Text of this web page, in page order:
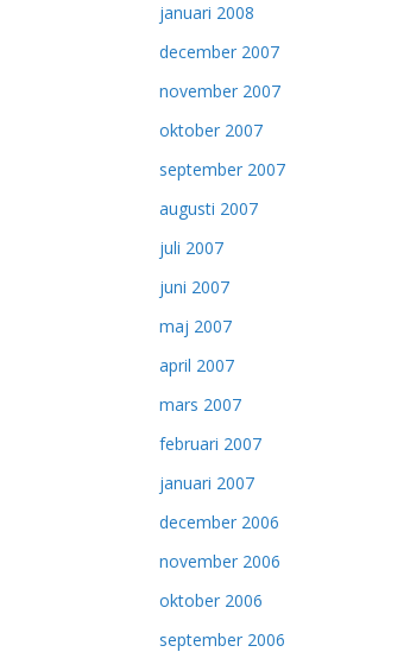
januari 2008
december 2007
november 2007
oktober 2007
september 2007
augusti 2007
juli 2007
juni 2007
maj 2007
april 2007
mars 2007
februari 2007
januari 2007
december 2006
november 2006
oktober 2006
september 2006